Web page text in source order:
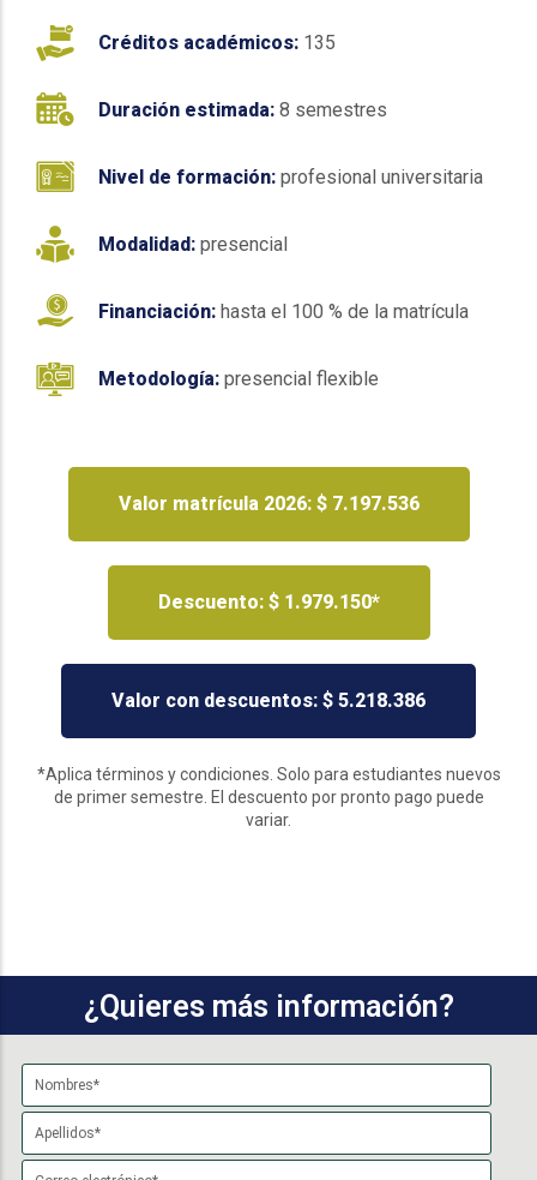
Créditos académicos: 135
Duración estimada: 8 semestres
Nivel de formación: profesional universitaria
Modalidad: presencial
Financiación: hasta el 100 % de la matrícula
Metodología: presencial flexible
Valor matrícula 2026: $ 7.197.536
Descuento: $ 1.979.150*
Valor con descuentos: $ 5.218.386
*Aplica términos y condiciones. Solo para estudiantes nuevos
de primer semestre. El descuento por pronto pago puede
variar.
¿Quieres más información?